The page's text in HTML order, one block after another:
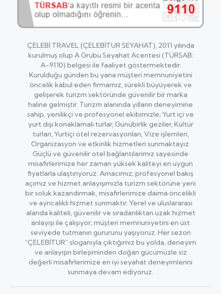
ÇELEBİ TRAVEL (ÇELEBİTUR SEYAHAT), 2011 yılında
kurulmuş olup A Grubu Seyahat Acentesi (TÜRSAB:
A-9110) belgesi ile faaliyet göstermektedir.
Kurulduğu günden bu yana müşteri memnuniyetini
öncelik kabul eden firmamız, sürekli büyüyerek ve
gelişerek turizm sektöründe güvenilir bir marka
haline gelmiştir. Turizm alanında yılların deneyimine
sahip, yenilikçi ve profesyonel ekibimizle; Yurt içi ve
yurt dışı konaklamalı turlar, Günübirlik geziler, Kültür
turları, Yurtiçi otel rezervasyonları, Vize işlemleri,
Organizasyon ve etkinlik hizmetleri sunmaktayız.
Güçlü ve güvenilir otel bağlantılarımız sayesinde
misafirlerimize her zaman yüksek kaliteyi en uygun
fiyatlarla ulaştırıyoruz. Amacımız; profesyonel bakış
açımız ve hizmet anlayışımızla turizm sektörüne yeni
bir soluk kazandırmak, misafirlerimize daima öncelikli
ve ayrıcalıklı hizmet sunmaktır. Yerel ve uluslararası
alanda kaliteli, güvenilir ve sıradanlıktan uzak hizmet
anlayışı ile çalışıyor; müşteri memnuniyetini en üst
seviyede tutmanın gururunu yaşıyoruz. Her sezon
“ÇELEBİTUR” sloganıyla çıktığımız bu yolda, deneyim
ve anlayışın birleşiminden doğan gücümüzle siz
değerli misafirlerimize en iyi seyahat deneyimlerini
sunmaya devam ediyoruz.